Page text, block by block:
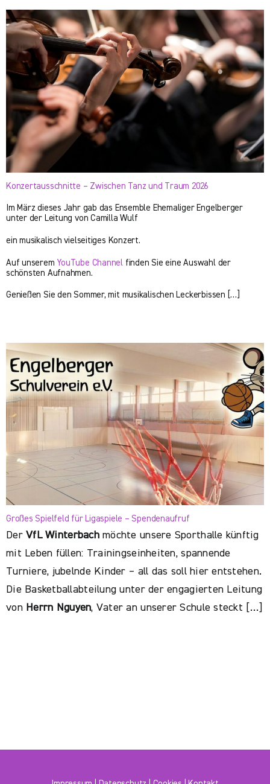
Konzertausschnitte – Zwischen Tanz und Traum 2026
Im März dieses Jahr gab das Ensemble Ehemaliger Engelberger
unter der Leitung von Camilla Wulf
ein musikalisch vielseitiges Konzert.
Auf unserem YouTube Channel finden Sie eine Auswahl der
schönsten Aufnahmen.
Genießen Sie den Sommer, mit musikalischen Leckerbissen […]
Großes Spielfeld für Ligaspiele – Spendenaufruf
DerVfL Winterbachmöchte unsere Sporthalle künftig
mit Leben füllen: Trainingseinheiten, spannende
Turniere, jubelnde Kinder – all das soll hier entstehen.
Die Basketballabteilung unter der engagierten Leitung
von Herrn Nguyen, Vater an unserer Schule steckt […]